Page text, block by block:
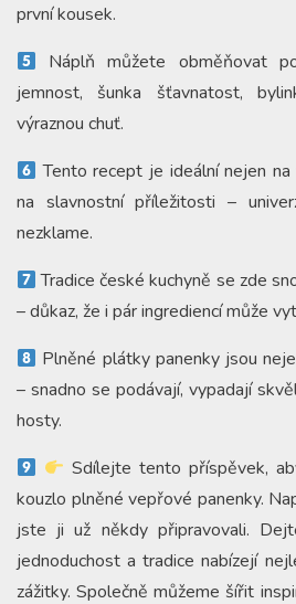
první kousek.
Náplň můžete obměňovat
jemnost, šunka šťavnatost,
výraznou chuť.
Tento recept je ideální nejen
na slavnostní příležitosti –
nezklame.
Tradice české kuchyně se zde
– důkaz, že i pár ingrediencí může
Plněné plátky panenky jsou
– snadno se podávají, vypadají
hosty.
Sdílejte tento příspěvek,
kouzlo plněné vepřové panenky.
jste ji už někdy připravovali.
jednoduchost a tradice nabízejí
zážitky. Společně můžeme šířit